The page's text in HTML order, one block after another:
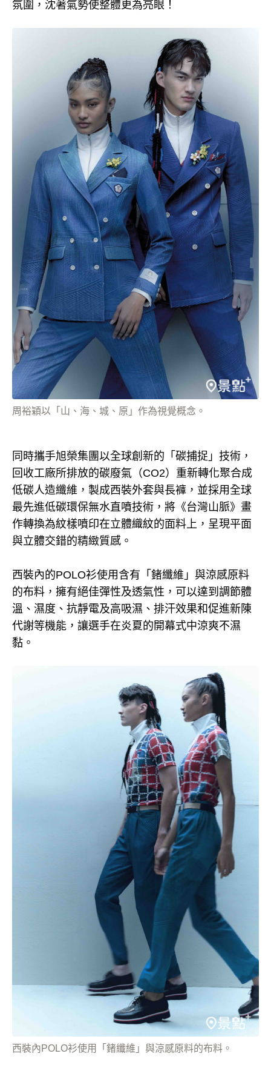
氛圍，沈著氣勢使整體更為亮眼！
周裕穎以「山、海、城、原」作為視覺概念。
同時攜手旭榮集團以全球創新的「碳捕捉」技術，
回收工廠所排放的碳廢氣（CO2）重新轉化聚合成
低碳人造纖維，製成西裝外套與長褲，並採用全球
最先進低碳環保無水直噴技術，將《台灣山脈》畫
作轉換為紋樣噴印在立體織紋的面料上，呈現平面
與立體交錯的精緻質感。
西裝內的POLO衫使用含有「鍺纖維」與涼感原料
的布料，擁有絕佳彈性及透氣性，可以達到調節體
溫、濕度、抗靜電及高吸濕、排汗效果和促進新陳
代謝等機能，讓選手在炎夏的開幕式中涼爽不濕
黏。
西裝內POLO衫使用「鍺纖維」與涼感原料的布料。